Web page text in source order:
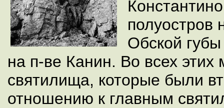
полуостров
Обской
на п-ве Канин. Во всех этих
святилища, которые были
отношению к главным